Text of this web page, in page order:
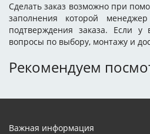
Сделать заказ возможно при
заполнения которой
подтверждения заказа. Если у
вопросы по выбору, монтажу и
Рекомендуем
Важная информация